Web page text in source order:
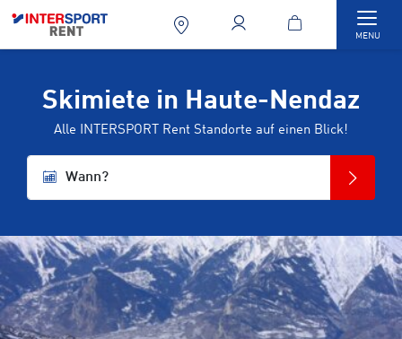
MENU
Skimiete in Haute-Nendaz
Alle INTERSPORT Rent Standorte auf einen Blick!
Wann?